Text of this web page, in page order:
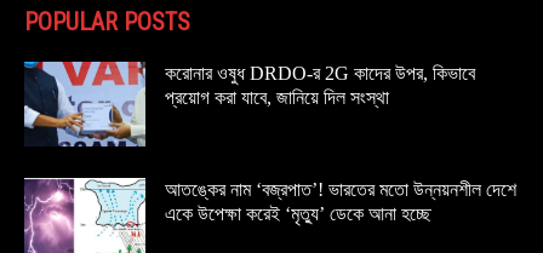
POPULAR POSTS
করোনার ওষুধ DRDO-র 2G কাদের উপর, কিভাবে
প্রয়োগ করা যাবে, জানিয়ে দিল সংস্থা
আতঙ্কের নাম ‘বজ্রপাত’! ভারতের মতো উন্নয়নশীল দেশে
একে উপেক্ষা করেই ‘মৃত্যু’ ডেকে আনা হচ্ছে